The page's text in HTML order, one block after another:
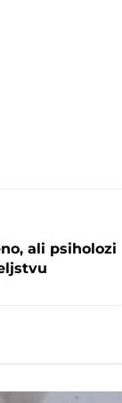
ali psiholozi